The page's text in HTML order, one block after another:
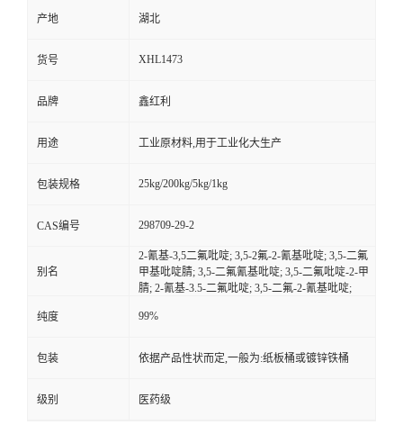
产地 湖北
货号 XHL1473
品牌 鑫红利
用途 工业原材料,用于工业化大生产
包装规格 25kg/200kg/5kg/1kg
CAS编号 298709-29-2
别名
2-氰基-3,5二氟吡啶; 3,5-2氟-2-氰基吡啶; 3,5-二氟
甲基吡啶腈; 3,5-二氟氰基吡啶; 3,5-二氟吡啶-2-甲
腈; 2-氰基-3.5-二氟吡啶; 3,5-二氟-2-氰基吡啶;
纯度 99%
包装 依据产品性状而定,一般为:纸板桶或镀锌铁桶
级别 医药级